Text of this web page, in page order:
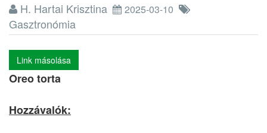
H. Hartai Krisztina 2025-03-10
Gasztronómia
Link másolása
Oreo torta
Hozzávalók: